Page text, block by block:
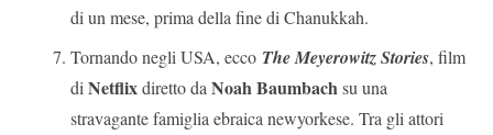
di un mese, prima della fine di Chanukkah.
Tornando negli USA, ecco The Meyerowitz Stories, film
diNetflixdiretto daNoah Baumbachsu una
stravagante famiglia ebraica newyorkese. Tra gli attori